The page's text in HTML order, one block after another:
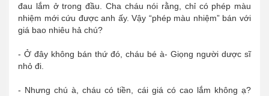
đau lắm ở trong đầu. Cha cháu nói rằng, chỉ có phép màu
nhiệm mới cứu được anh ấy. Vậy “phép màu nhiệm” bán với
giá bao nhiêu hả chú?
- Ở đây không bán thứ đó, cháu bé à- Giọng người dược sĩ
nhỏ đi.
- Nhưng chú à, cháu có tiền, cái giá có cao lắm không ạ?